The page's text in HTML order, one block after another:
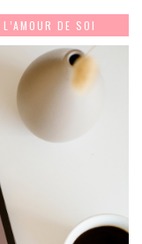
DE SOI